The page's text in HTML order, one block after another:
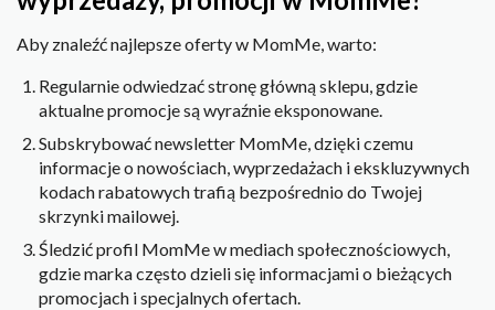
Aby znaleźć najlepsze oferty w MomMe, warto:
Regularnie odwiedzać stronę główną sklepu, gdzie
aktualne promocje są wyraźnie eksponowane.
Subskrybować newsletter MomMe, dzięki czemu
informacje o nowościach, wyprzedażach i ekskluzywnych
kodach rabatowych trafią bezpośrednio do Twojej
skrzynki mailowej.
Śledzić profil MomMe w mediach społecznościowych,
gdzie marka często dzieli się informacjami o bieżących
promocjach i specjalnych ofertach.